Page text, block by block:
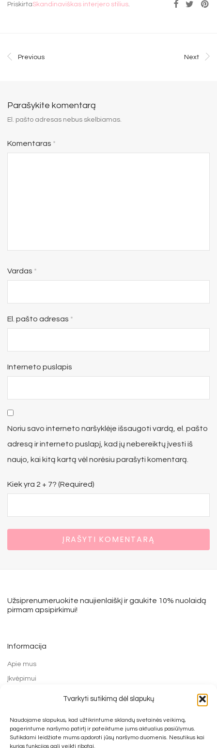
Tvarkyti sutikimą dėl slapukų
Naudojame slapukus, kad užtikrintume sklandų svetainės veikimą,
pagerintume naršymo patirtį ir pateiktume jums aktualius pasiūlymus.
Sutikdami leidžiate mums apdoroti jūsų naršymo duomenis. Nesutikus kai
kurios funkcijos gali veikti ribotai.
PriskirtaSkandinaviškas interjero stilius.
Previous Next
Parašykite komentarą
El. pašto adresas nebus skelbiamas.
Komentaras *
Vardas *
El. pašto adresas *
Interneto puslapis
Noriu savo interneto naršyklėje išsaugoti vardą, el. pašto
adresą ir interneto puslapį, kad jų nebereiktų įvesti iš
naujo, kai kitą kartą vėl norėsiu parašyti komentarą.
Kiek yra 2 + 7? (Required)
Užsiprenumeruokite naujienlaiškį ir gaukite 10% nuolaidą
pirmam apsipirkimui!
Informacija
Apie mus
Įkvėpimui
Prekių pirkimo ir grąžinimo taisyklės
Privatumo politika